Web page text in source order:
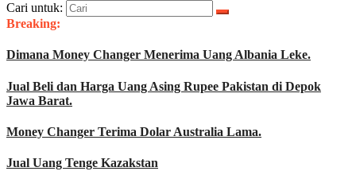
Cari untuk:
Breaking:
Dimana Money Changer Menerima Uang Albania Leke.
Jual Beli dan Harga Uang Asing Rupee Pakistan di Depok
Jawa Barat.
Money Changer Terima Dolar Australia Lama.
Jual Uang Tenge Kazakstan